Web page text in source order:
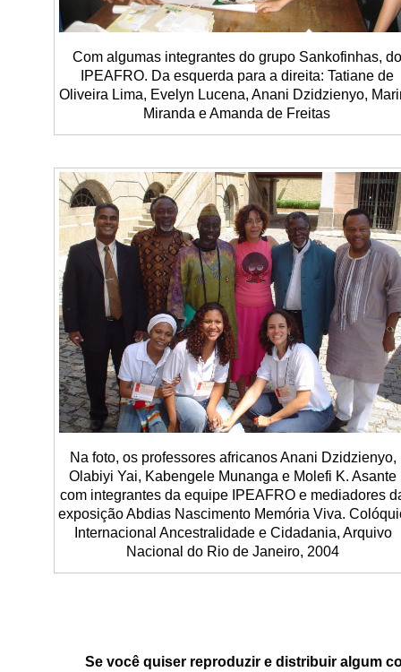
Com algumas integrantes do grupo Sankofinhas, do
IPEAFRO. Da esquerda para a direita: Tatiane de
Oliveira Lima, Evelyn Lucena, Anani Dzidzienyo,
Miranda e Amanda de Freitas
Na foto, os professores africanos Anani Dzidzienyo,
Olabiyi Yai, Kabengele Munanga e Molefi K. Asante
com integrantes da equipe IPEAFRO e mediadores
exposição Abdias Nascimento Memória Viva.
Internacional Ancestralidade e Cidadania, Arquivo
Nacional do Rio de Janeiro, 2004
Se você quiser reproduzir e distribuir algum